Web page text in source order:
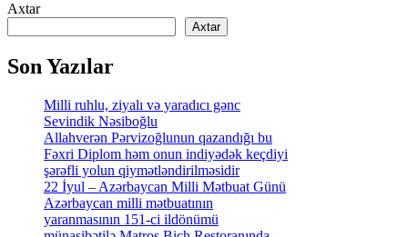
Axtar
Axtar
Son Yazılar
Milli ruhlu, ziyalı və yaradıcı gənc
Sevindik Nəsiboğlu
Allahverən Pərvizoğlunun qazandığı bu
Fəxri Diplom həm onun indiyədək keçdiyi
şərəfli yolun qiymətləndirilməsidir
22 İyul – Azərbaycan Milli Mətbuat Günü
Azərbaycan milli mətbuatının
yaranmasının 151-ci ildönümü